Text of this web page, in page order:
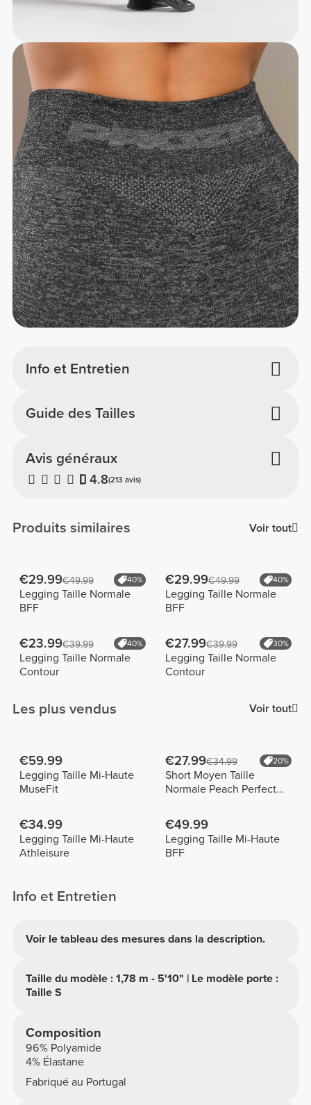
Info et Entretien
Avis généraux
4.8(213 avis)
Guide des Tailles
Produits similaires Voir tout
€29.99€49.99 40%
Legging Taille Normale
BFF
€29.99€49.99 40%
Legging Taille Normale
BFF
€23.99€39.99 40%
Legging Taille Normale
Contour
€27.99€39.99 30%
Legging Taille Normale
Contour
Les plus vendus Voir tout
€59.99
Legging Taille Mi-Haute
MuseFit
€27.99€34.99 20%
Short Moyen Taille
Normale Peach Perfect
€34.99
Legging Taille Mi-Haute
Athleisure
€49.99
Legging Taille Mi-Haute
BFF
Info et Entretien
Voir le tableau des mesures dans la description.
Taille du modèle : 1,78 m - 5'10" | Le modèle porte :
Taille S
Composition
96% Polyamide
4% Élastane
Fabriqué au Portugal